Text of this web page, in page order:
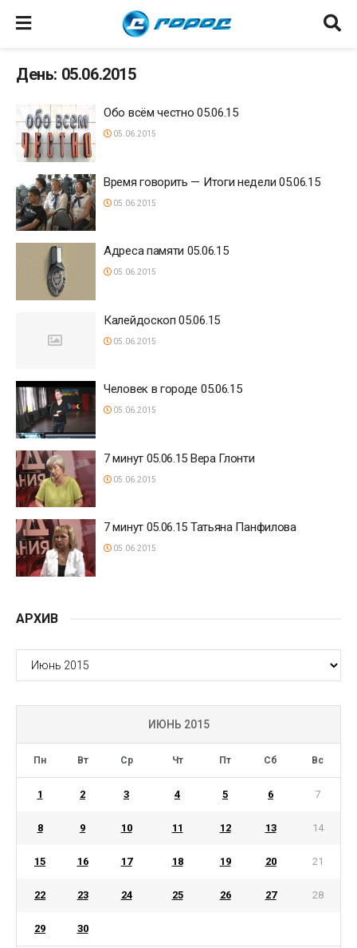
День: 05.06.2015
Обо всём честно 05.06.15
05.06.2015
Время говорить — Итоги недели 05.06.15
05.06.2015
Адреса памяти 05.06.15
05.06.2015
Калейдоскоп 05.06.15
05.06.2015
Человек в городе 05.06.15
05.06.2015
7 минут 05.06.15 Вера Глонти
05.06.2015
7 минут 05.06.15 Татьяна Панфилова
05.06.2015
АРХИВ
АРХИВ
ИЮНЬ 2015
Пн Вт Ср Чт Пт Сб Вс
1 2 3 4 5 6 7
8 9 10 11 12 13 14
15 16 17 18 19 20 21
22 23 24 25 26 27 28
29 30